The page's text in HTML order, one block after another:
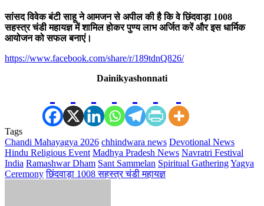
सांसद विवेक बंटी साहू ने आमजन से अपील की है कि वे छिंदवाड़ा 1008
सहस्त्र चंडी महायज्ञ में शामिल होकर पुण्य लाभ अर्जित करें और इस धार्मिक
आयोजन को सफल बनाएं।
https://www.facebook.com/share/r/189tdnQ826/
Dainikyashonnati
Tags
Chandi Mahayagya 2026 chhindwara news Devotional News
Hindu Religious Event Madhya Pradesh News Navratri Festival
India Ramashwar Dham Sant Sammelan Spiritual GatheringYagya
Ceremony छिंदवाड़ा 1008 सहस्त्र चंडी महायज्ञ